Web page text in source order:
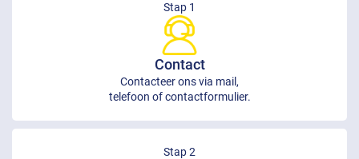
Stap 1
Contact
Contacteer ons via mail,
telefoon of contactformulier.
Stap 2